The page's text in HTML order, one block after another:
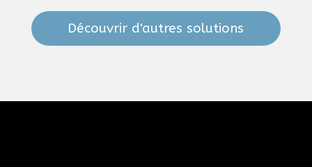
Découvrir d'autres solutions